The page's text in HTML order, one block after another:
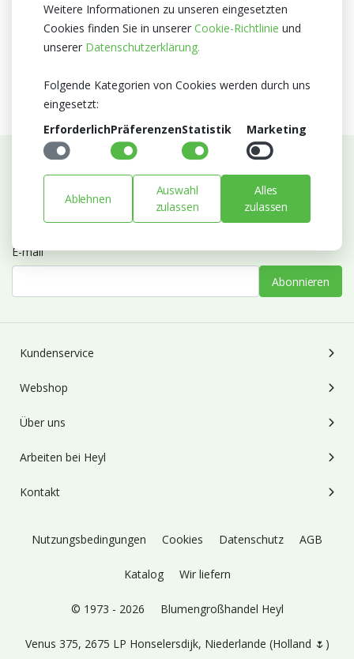
MPS A+
MPS SQ
MPS GAP
Abonnieren Sie unseren Newsletter
Bleiben Sie auf dem Laufenden mit Neuigkeiten und
Entwicklungen von Blumengroßhandel Heyl
E-mail
Abonnieren
Kundenservice
Webshop
Über uns
Arbeiten bei Heyl
Kontakt
Nutzungsbedingungen Cookies Datenschutz AGB
Katalog Wir liefern
© 1973 - 2026 Blumengroßhandel Heyl
Venus 375, 2675 LP Honselersdijk, Niederlande (Holland 🌷)
Weitere Informationen zu unseren eingesetzten
Cookies finden Sie in unserer Cookie-Richtlinie und
unserer Datenschutzerklärung.
Folgende Kategorien von Cookies werden durch uns
eingesetzt:
ErforderlichPräferenzenStatistik Marketing
Ablehnen
Auswahl
zulassen
Alles
zulassen